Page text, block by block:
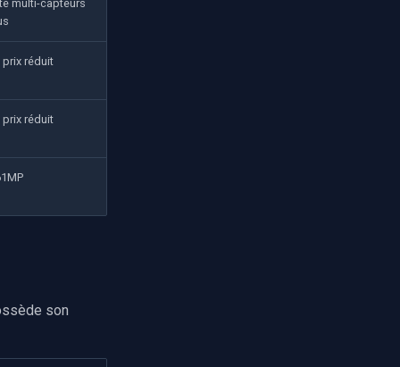
multi-capteurs
prix réduit
prix réduit
son